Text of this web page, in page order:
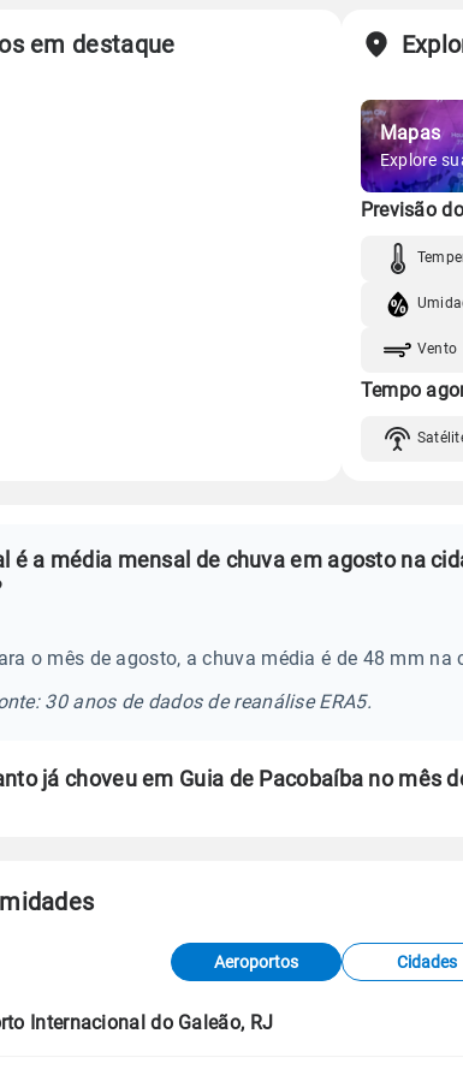
em destaque
Mapas
Explore
Previsão
Vento
Tempo
é a média mensal de chuva em agosto na
o mês de agosto, a chuva média é de 48 mm na
30 anos de dados de reanálise ERA5.
já choveu em Guia de Pacobaíba no mês
Tempo e Estudos Climáticos (CPTEC).
Aeroportos Cidades
Internacional do Galeão, RJ